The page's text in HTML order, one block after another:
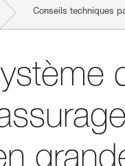
Conseils techniques